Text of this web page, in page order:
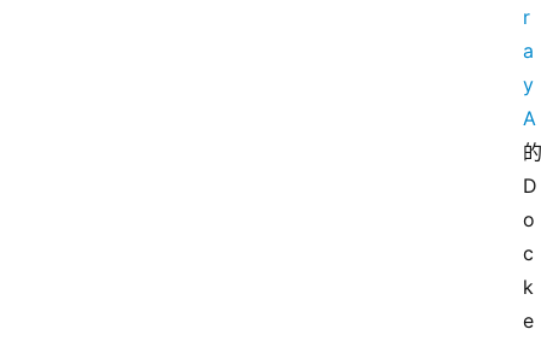
r
a
y
A
的
D
o
c
k
e